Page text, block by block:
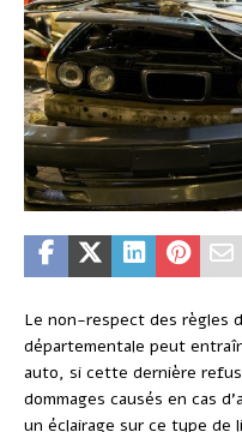
Le non-respect des règles
départementale peut
auto, si cette dernière
dommages causés en cas
un éclairage sur ce type de